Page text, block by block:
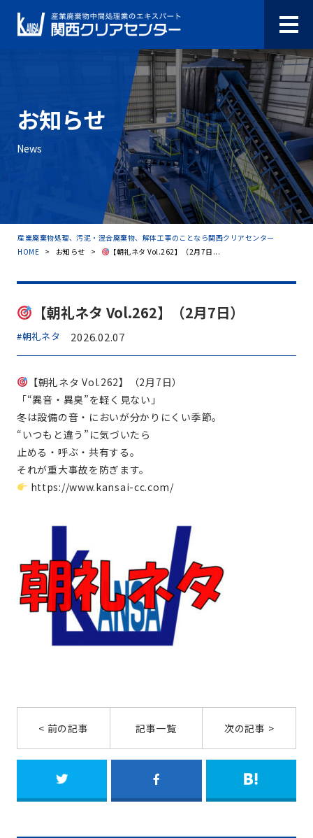
お知らせ
News
産業廃棄物処理、汚泥・混合廃棄物、解体工事のことなら関西クリアセンター
HOME > お知らせ > 【朝礼ネタ Vol.262】（2月7日...
【朝礼ネタ Vol.262】（2月7日）
#朝礼ネタ 2026.02.07
【朝礼ネタ Vol.262】（2月7日）
「“異音・異臭”を軽く見ない」
冬は設備の音・においが分かりにくい季節。
“いつもと違う”に気づいたら
止める・呼ぶ・共有する。
それが重大事故を防ぎます。
https://www.kansai-cc.com/
< 前の記事 記事一覧 次の記事 >